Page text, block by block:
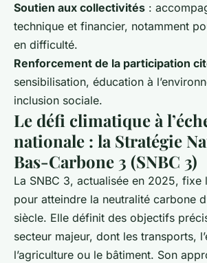
Soutien aux collectivités :
technique et financier, notamment
en difficulté.
Renforcement de la participation
sensibilisation, éducation à
inclusion sociale.
Le défi climatique à
nationale : la Stratégie
Bas-Carbone 3 (SNBC 3)
La SNBC 3, actualisée en 2025, fixe
pour atteindre la neutralité carbone
siècle. Elle définit des objectifs
secteur majeur, dont les transports,
l’agriculture ou le bâtiment. Son